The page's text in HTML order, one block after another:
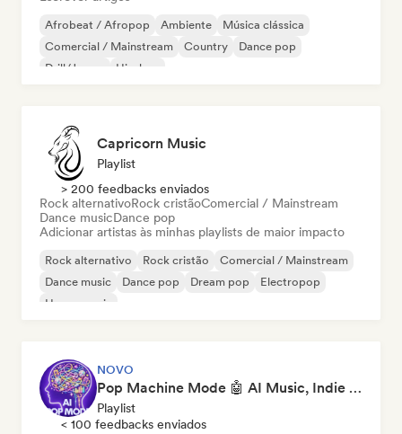
Afrobeat / Afropop Ambiente
Música clássica
Comercial / Mainstream
Country
Dance pop
Drill/Jersey
Hip-hop
Capricorn Music
Playlist
> 200 feedbacks enviados
Rock alternativoRock cristãoComercial / Mainstream
Dance musicDance pop
Adicionar artistas às minhas playlists de maior impacto
Rock alternativo Rock cristão
Comercial / Mainstream
Dance music
Dance pop Dream pop
Electropop
House music
NOVO
Pop Machine Mode 🤖 AI Music, Indie Pop & Dream Pop
Playlist
< 100 feedbacks enviados